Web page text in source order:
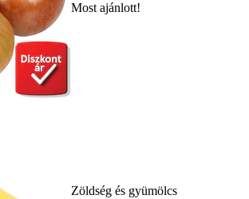
Most ajánlott!
Zöldség és gyümölcs